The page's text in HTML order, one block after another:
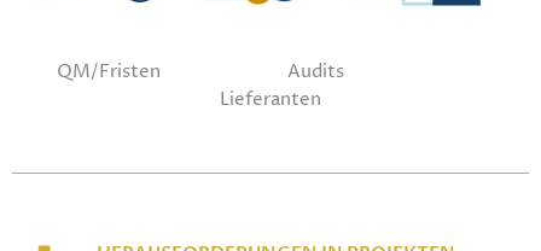
QM/Fristen Audits
Lieferanten